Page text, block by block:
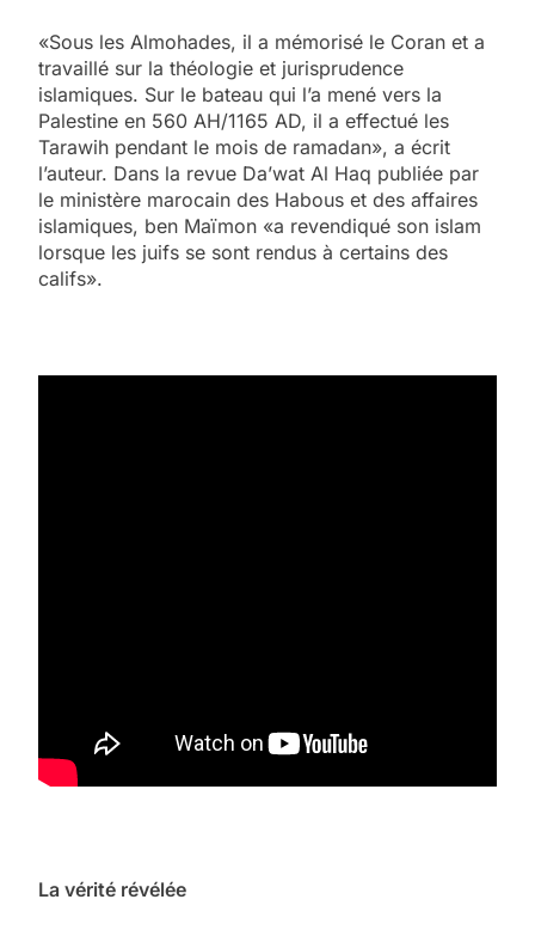
«Sous les Almohades, il a mémorisé le Coran et a
travaillé sur la théologie et jurisprudence
islamiques. Sur le bateau qui l’a mené vers la
Palestine en 560 AH/1165 AD, il a effectué les
Tarawih pendant le mois de ramadan», a écrit
l’auteur. Dans la revue Da’wat Al Haq publiée par
le ministère marocain des Habous et des affaires
islamiques, ben Maïmon «a revendiqué son islam
lorsque les juifs se sont rendus à certains des
califs».
La vérité révélée